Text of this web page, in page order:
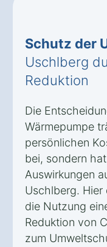
Schutz der
Uschlberg
Reduktion
Die
Wärmepumpe
persönlichen
bei, sondern
Auswirkungen
Uschlberg. Hier
die Nutzung
Reduktion von
zum